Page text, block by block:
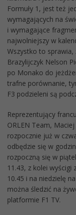
Formuły 1, jest też
wymagających na
i wymagające
najwolniejszy w
Wszystko to
Brazylijczyk Nelson
po Monako do
trafne porównanie,
F3 podzieleni są
Reprezentujący
ORLEN Team,
rozpocznie już w
odbędzie się w
rozpoczną się w
11.43, z kolei wyścigi
10.45 i na niedzielę
można śledzić na
platformie F1 TV.